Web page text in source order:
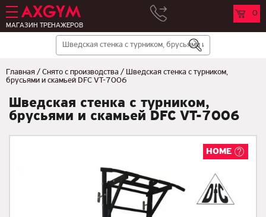
МАГАЗИН ТРЕНАЖЕРОВ
0
Главная / Снято с производства / Шведская стенка с турником,
брусьями и скамьей DFC VT-7006
Шведская стенка с турником,
брусьями и скамьей DFC VT-7006
HOME